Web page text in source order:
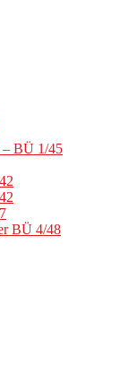
– BÜ 1/45
BÜ 4/48